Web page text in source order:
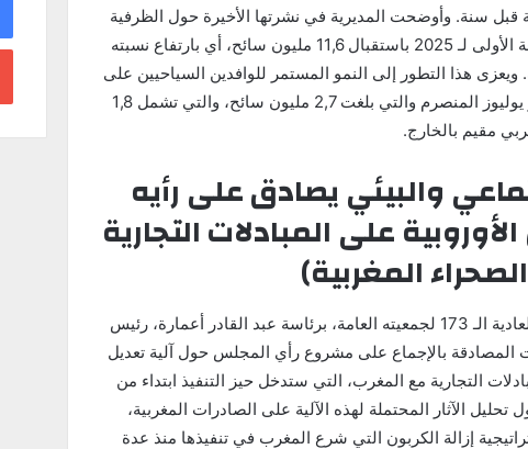
9,7، مقابل ارتفاع بنسبة 3,2 في المائة قبل سنة. وأوضحت المديرية في نشرتها الأخيرة حول الظرفية
أن وجهة “المغرب” أكدت جاذبيتها برسم الأشهر السبعة الأولى لـ 2025 باستقبال 11,6 مليون سائح، أي بارتفاع نسبته
15,4 في المائة قبل سنة. ويعزى هذا التطور إلى النمو المستمر للوافدين السياحيين على
مدار سنة 2025، من ضمنه الوفود المسجلة في شهر يوليوز المنصرم والتي بلغت 2,7 مليون سائح، والتي تشمل 1,8
مقيم بالخارج.
والبيئي يصادق على رأيه
على المبادلات التجارية
المغربية)
عقد المجلس الاقتصادي والاجتماعي والبيئي الدورة العادية الـ 173 لجمعيته العامة، برئاسة عبد القادر أعمارة، رئيس
المصادقة بالإجماع على مشروع رأي المجلس حول آلية تعديل
التجارية مع المغرب، التي ستدخل حيز التنفيذ ابتداء من
تحليل الآثار المحتملة لهذه الآلية على الصادرات المغربية،
إزالة الكربون التي شرع المغرب في تنفيذها منذ عدة